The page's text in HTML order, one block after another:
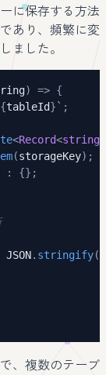
に保存する方法
あり、頻繁に変
ました。
) => {
tableId} ` ;
<Record<string
(storageKey) ;
: {} ;
JSON. stringify(
、複数のテーブ